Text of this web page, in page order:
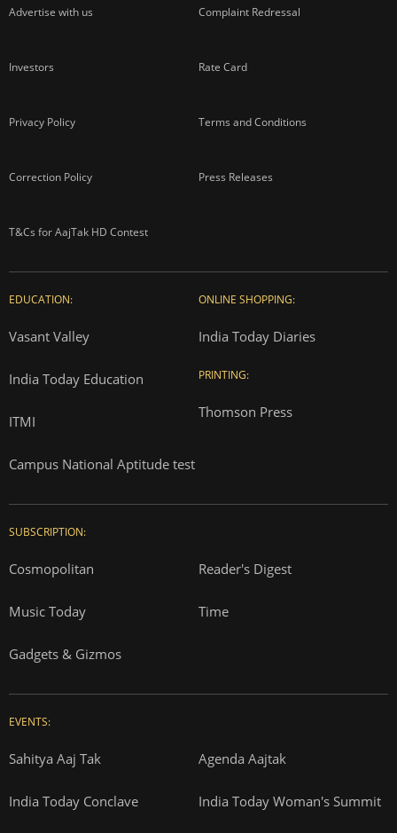
Advertise with us Complaint Redressal
Investors Rate Card
Privacy Policy Terms and Conditions
Correction Policy Press Releases
T&Cs for AajTak HD Contest
EDUCATION:
Vasant Valley
India Today Education
ITMI
Campus National Aptitude test
ONLINE SHOPPING:
India Today Diaries
PRINTING:
Thomson Press
SUBSCRIPTION:
Cosmopolitan Reader's Digest
Music Today Time
Gadgets & Gizmos
EVENTS:
Sahitya Aaj Tak Agenda Aajtak
India Today Conclave India Today Woman's Summit